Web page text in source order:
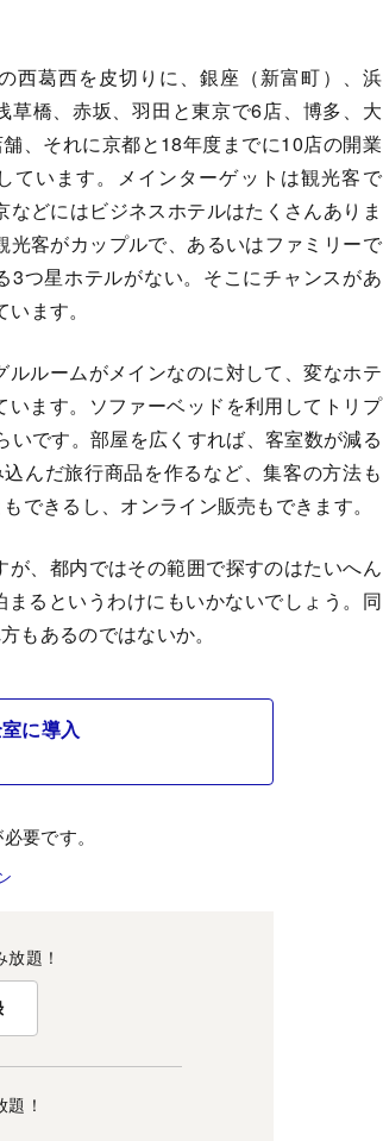
西葛西を皮切りに、銀座（新富町）、浜
草橋、赤坂、羽田と東京で6店、博多、大
、それに京都と18年度までに10店の開業
ています。メインターゲットは観光客で
などにはビジネスホテルはたくさんありま
光客がカップルで、あるいはファミリーで
3つ星ホテルがない。そこにチャンスがあ
ます。
ルームがメインなのに対して、変なホテ
ます。ソファーベッドを利用してトリプ
です。部屋を広くすれば、客室数が減る
んだ旅行商品を作るなど、集客の方法も
できるし、オンライン販売もできます。
、都内ではその範囲で探すのはたいへん
るというわけにもいかないでしょう。同
もあるのではないか。
に導入
要です。
題！
！